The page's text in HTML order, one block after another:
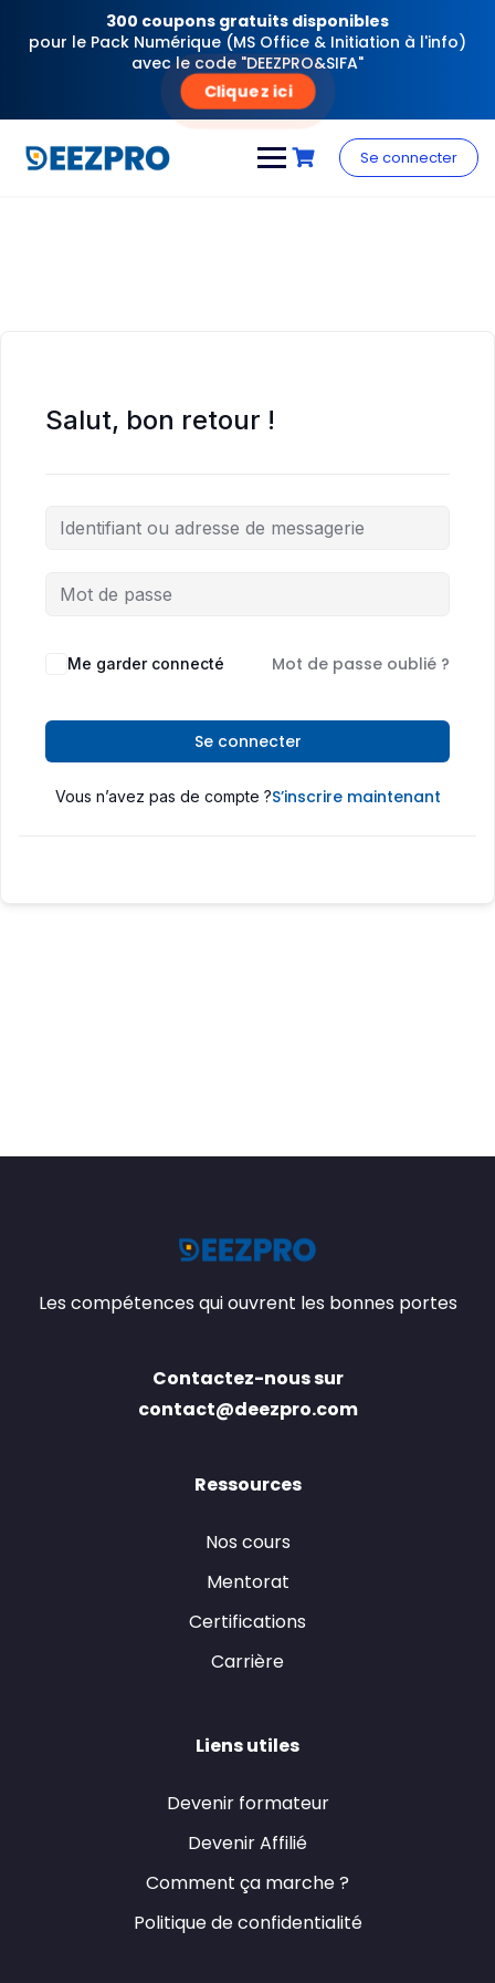
300 coupons gratuits disponibles
pour le Pack Numérique (MS Office & Initiation à l'info)
avec le code "DEEZPRO&SIFA"
Cliquez ici
content
Se connecter
Salut, bon retour !
Me garder connecté Mot de passe oublié ?
Se connecter
Vous n’avez pas de compte ?S’inscrire maintenant
Les compétences qui ouvrent les bonnes portes
Contactez-nous sur
contact@deezpro.com
Ressources
Nos cours
Mentorat
Certifications
Carrière
Liens utiles
Devenir formateur
Devenir Affilié
Comment ça marche ?
Politique de confidentialité